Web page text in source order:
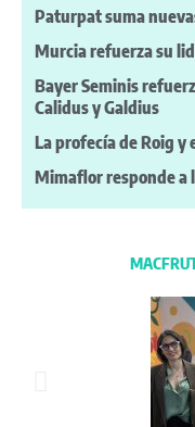
Paturpat suma
Murcia refuerza su
Bayer Seminis
Calidus y Galdius
La profecía de Roig y
Mimaflor responde a